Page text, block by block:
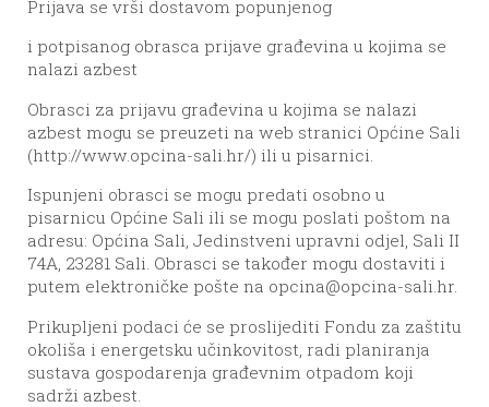
Prijava se vrši dostavom popunjenog
i potpisanog obrasca prijave građevina u kojima se
nalazi azbest
Obrasci za prijavu građevina u kojima se nalazi
azbest mogu se preuzeti na web stranici Općine Sali
(http://www.opcina-sali.hr/) ili u pisarnici.
Ispunjeni obrasci se mogu predati osobno u
pisarnicu Općine Sali ili se mogu poslati poštom na
adresu: Općina Sali, Jedinstveni upravni odjel, Sali II
74A, 23281 Sali. Obrasci se također mogu dostaviti i
putem elektroničke pošte na opcina@opcina-sali.hr.
Prikupljeni podaci će se proslijediti Fondu za zaštitu
okoliša i energetsku učinkovitost, radi planiranja
sustava gospodarenja građevnim otpadom koji
sadrži azbest.